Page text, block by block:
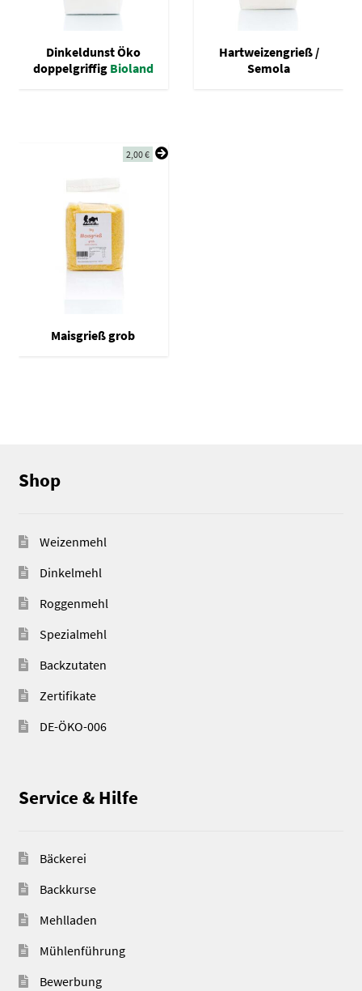
Dinkeldunst Öko
doppelgriffig Bioland
Hartweizengrieß /
Semola
2,00€
Maisgrieß grob
Shop
Weizenmehl
Dinkelmehl
Roggenmehl
Spezialmehl
Backzutaten
Zertifikate
DE-ÖKO-006
Service & Hilfe
Bäckerei
Backkurse
Mehlladen
Mühlenführung
Bewerbung